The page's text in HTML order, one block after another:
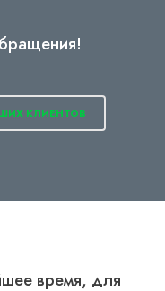
КЛИЕНТОВ
время, для